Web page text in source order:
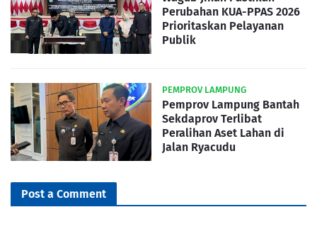
Perubahan KUA-PPAS 2026
Prioritaskan Pelayanan
Publik
PEMPROV LAMPUNG
Pemprov Lampung Bantah
Sekdaprov Terlibat
Peralihan Aset Lahan di
Jalan Ryacudu
Post a Comment